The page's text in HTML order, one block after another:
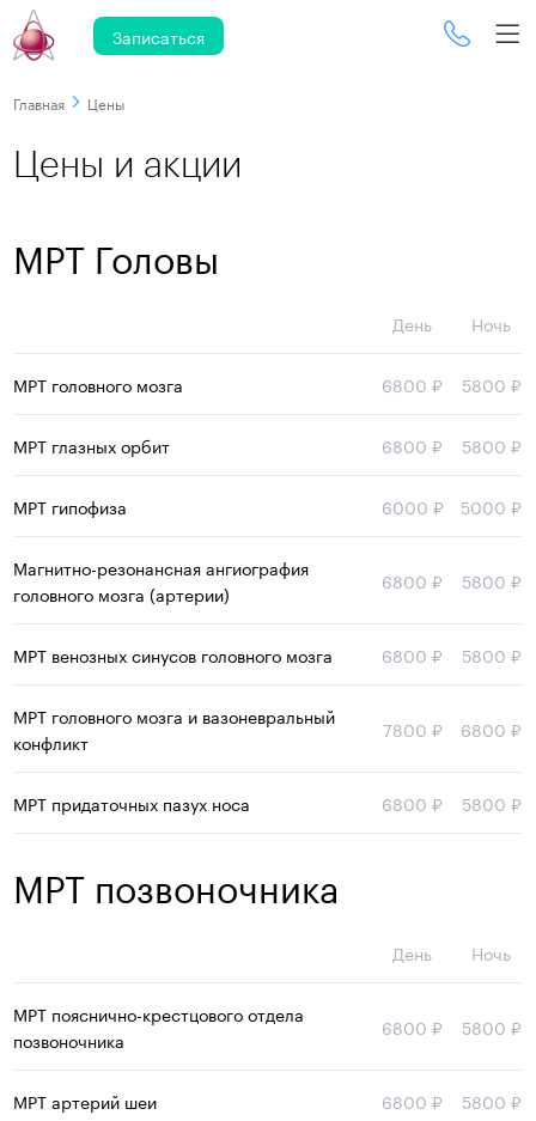
Записаться
Главная Цены
Цены и акции
МРТ Головы
День Ночь
МРТ головного мозга 6800 ₽ 5800 ₽
МРТ глазных орбит 6800 ₽ 5800 ₽
МРТ гипофиза 6000 ₽ 5000 ₽
Магнитно-резонансная ангиография
головного мозга (артерии)
6800 ₽ 5800 ₽
МРТ венозных синусов головного мозга 6800 ₽ 5800 ₽
МРТ головного мозга и вазоневральный
конфликт
7800 ₽ 6800 ₽
МРТ придаточных пазух носа 6800 ₽ 5800 ₽
МРТ позвоночника
День Ночь
МРТ пояснично-крестцового отдела
позвоночника
6800 ₽ 5800 ₽
МРТ артерий шеи 6800 ₽ 5800 ₽